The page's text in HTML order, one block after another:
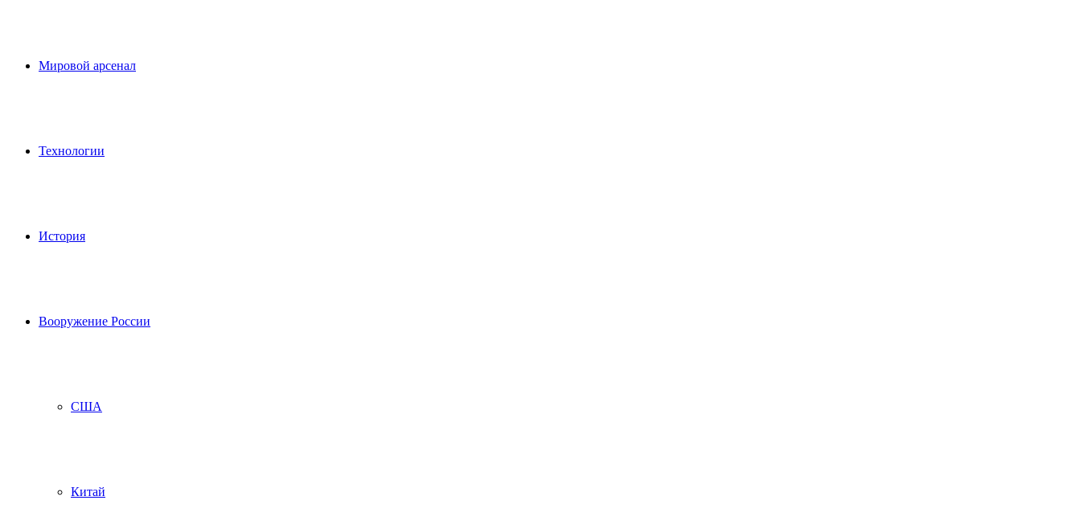
Мировой арсенал
Технологии
История
Вооружение России
США
Китай